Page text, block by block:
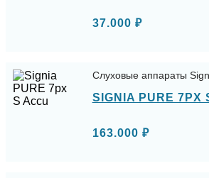
37.000 ₽
Слуховые аппараты
SIGNIA PURE 7PX
163.000 ₽